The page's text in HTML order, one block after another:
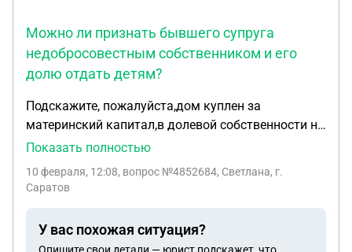
Можно ли признать бывшего супруга
недобросовестным собственником и его
долю отдать детям?
Подскажите, пожалуйста,дом куплен за
материнский капитал,в долевой собственности на
5 человек. Дом купили в 2015 году,с мужем
проживает. Со вторым мужем живём в этом
выгнать. Дети проживают со мной. Можно ли
Показать полностью
10 февраля, 12:08, вопрос №4852684, Светлана, г.
Саратов
У вас похожая ситуация?